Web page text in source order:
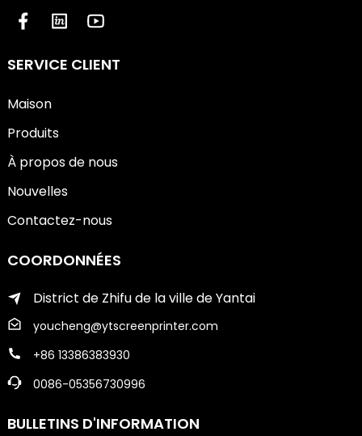
SERVICE CLIENT
Maison
Produits
À propos de nous
Nouvelles
Contactez-nous
COORDONNÉES
District de Zhifu de la ville de Yantai
youcheng@ytscreenprinter.com
+86 13386383930
0086-05356730996
BULLETINS D'INFORMATION